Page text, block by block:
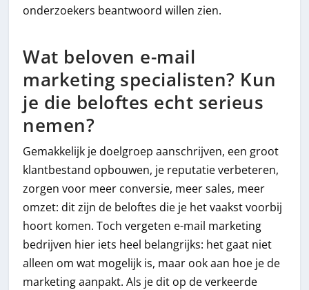
onderzoekers beantwoord willen zien.
Wat beloven e-mail
marketing specialisten? Kun
je die beloftes echt serieus
nemen?
Gemakkelijk je doelgroep aanschrijven, een groot
klantbestand opbouwen, je reputatie verbeteren,
zorgen voor meer conversie, meer sales, meer
omzet: dit zijn de beloftes die je het vaakst voorbij
hoort komen. Toch vergeten e-mail marketing
bedrijven hier iets heel belangrijks: het gaat niet
alleen om wat mogelijk is, maar ook aan hoe je de
marketing aanpakt. Als je dit op de verkeerde